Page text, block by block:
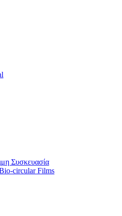
Συσκευασία
circular Films